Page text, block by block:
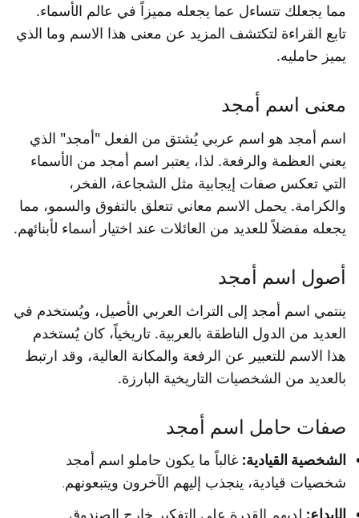
مما يجعلك تتساءل عما يجعله مميزاً في عالم الأسماء.
تابع القراءة لتكتشف المزيد عن معنى هذا الاسم وما الذي
يميز حامليه.
معنى اسم أمجد
اسم أمجد هو اسم عربي يُشتق من الفعل "أمجد" الذي
يعني العظمة والرفعة. لذا، يعتبر اسم أمجد من الأسماء
التي تعكس صفات إيجابية مثل الشجاعة، الفخر،
والكرامة. يحمل الاسم معاني تتعلق بالتفوق والسمو، مما
يجعله مفضلاً للعديد من العائلات عند اختيار أسماء لأبنائهم.
أصول اسم أمجد
ينتمي اسم أمجد إلى التراث العربي الأصيل، ويُستخدم في
العديد من الدول الناطقة بالعربية. تاريخياً، كان يُستخدم
هذا الاسم للتعبير عن الرفعة والمكانة العالية، وقد ارتبط
بالعديد من الشخصيات التاريخية البارزة.
صفات حامل اسم أمجد
الشخصية القيادية: غالباً ما يكون حاملو اسم أمجد
شخصيات قيادية، ينجذب إليهم الآخرون ويتبعونهم.